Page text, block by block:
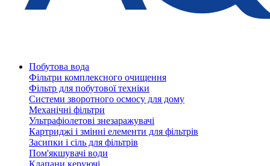
Побутова вода
Фільтри комплексного очищення
Фільтр для побутової техніки
Системи зворотного осмосу для дому
Механічні фільтри
Ультрафіолетові знезаражувачі
Картриджі і змінні елементи для фільтрів
Засипки і сіль для фільтрів
Пом'якшувачі води
Клапани керуючі